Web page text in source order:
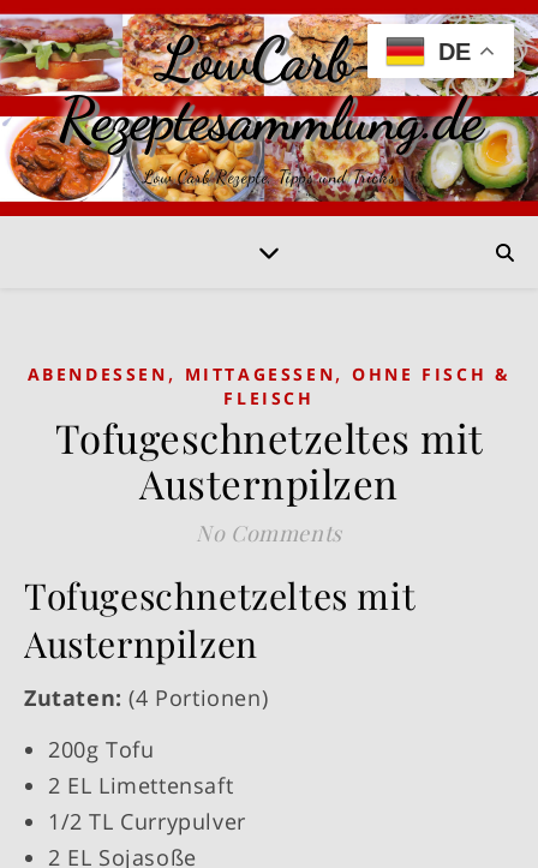
LowCarb-
Rezeptesammlung.de
Low Carb Rezepte, Tipps und Tricks
ABENDESSEN , MITTAGESSEN,OHNE FISCH &
FLEISCH
Tofugeschnetzeltes mit
Austernpilzen
No Comments
Tofugeschnetzeltes mit
Austernpilzen
Zutaten:(4 Portionen)
200g Tofu
2 EL Limettensaft
1/2 TL Currypulver
2 EL Sojasoße
DE